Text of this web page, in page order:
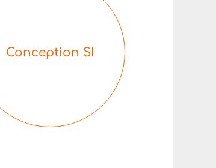
Conception SI